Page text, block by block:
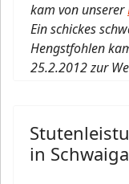
kam von unserer
Ein schickes
Hengstfohlen
25.2.2012 zur
in